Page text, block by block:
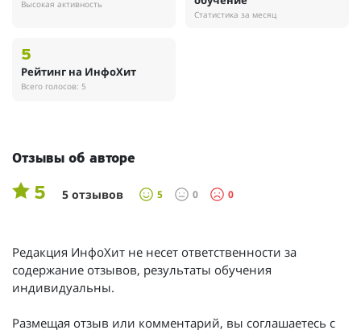
Высокая активность
Статистика за месяц
5
Рейтинг на ИнфоХит
Всего голосов: 5
Отзывы об авторе
5 5 отзывов 5 0 0
Редакция ИнфоХит не несет ответственности за
содержание отзывов, результаты обучения
индивидуальны.
Размещая отзыв или комментарий, вы соглашаетесь с